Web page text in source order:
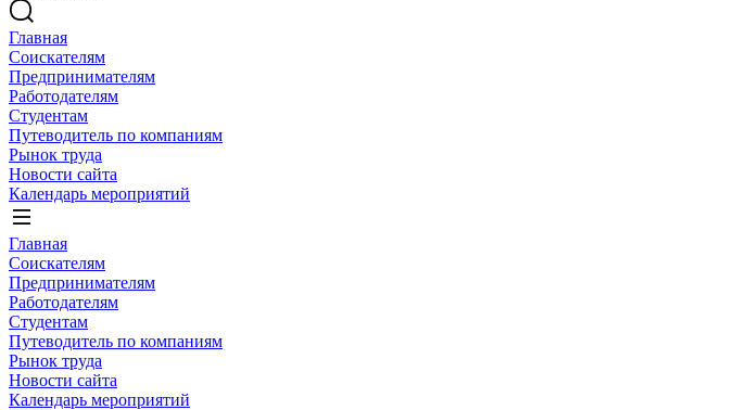
Главная
Соискателям
Предпринимателям
Работодателям
Студентам
Путеводитель по компаниям
Рынок труда
Новости сайта
Календарь мероприятий
Главная
Соискателям
Предпринимателям
Работодателям
Студентам
Путеводитель по компаниям
Рынок труда
Новости сайта
Календарь мероприятий